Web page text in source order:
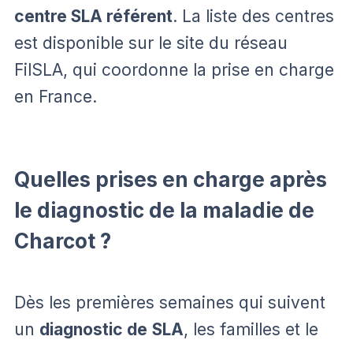
centre SLA référent. La liste des centres
est disponible sur le site du réseau
FilSLA, qui coordonne la prise en charge
en France.
Quelles prises en charge après
le diagnostic de la maladie de
Charcot ?
Dès les premières semaines qui suivent
un diagnostic de SLA, les familles et le